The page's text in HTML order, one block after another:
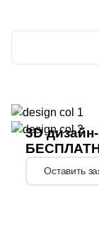
3D
Оставить